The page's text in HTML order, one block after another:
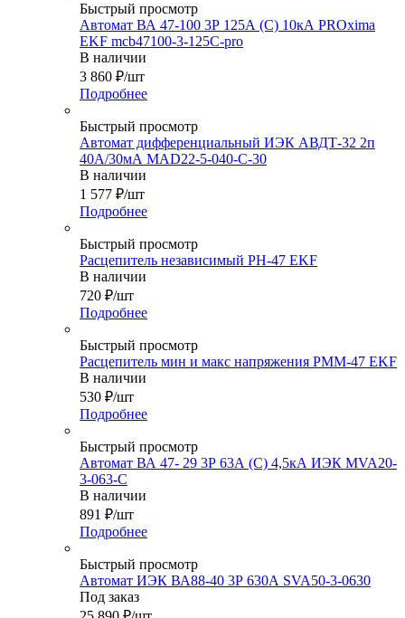
Быстрый просмотр
Автомат ВА 47-100 3Р 125А (C) 10кА PROxima
EKF mcb47100-3-125C-pro
В наличии
3 860 ₽/шт
Подробнее
Быстрый просмотр
Автомат дифференциальный ИЭК АВДТ-32 2п
40А/30мА MAD22-5-040-C-30
В наличии
1 577 ₽/шт
Подробнее
Быстрый просмотр
Расцепитель независимый РH-47 EKF
В наличии
720 ₽/шт
Подробнее
Быстрый просмотр
Расцепитель мин и макс напряжения РММ-47 EKF
В наличии
530 ₽/шт
Подробнее
Быстрый просмотр
Автомат ВА 47- 29 3Р 63А (С) 4,5кА ИЭК MVA20-
3-063-C
В наличии
891 ₽/шт
Подробнее
Быстрый просмотр
Автомат ИЭК ВА88-40 3Р 630А SVA50-3-0630
Под заказ